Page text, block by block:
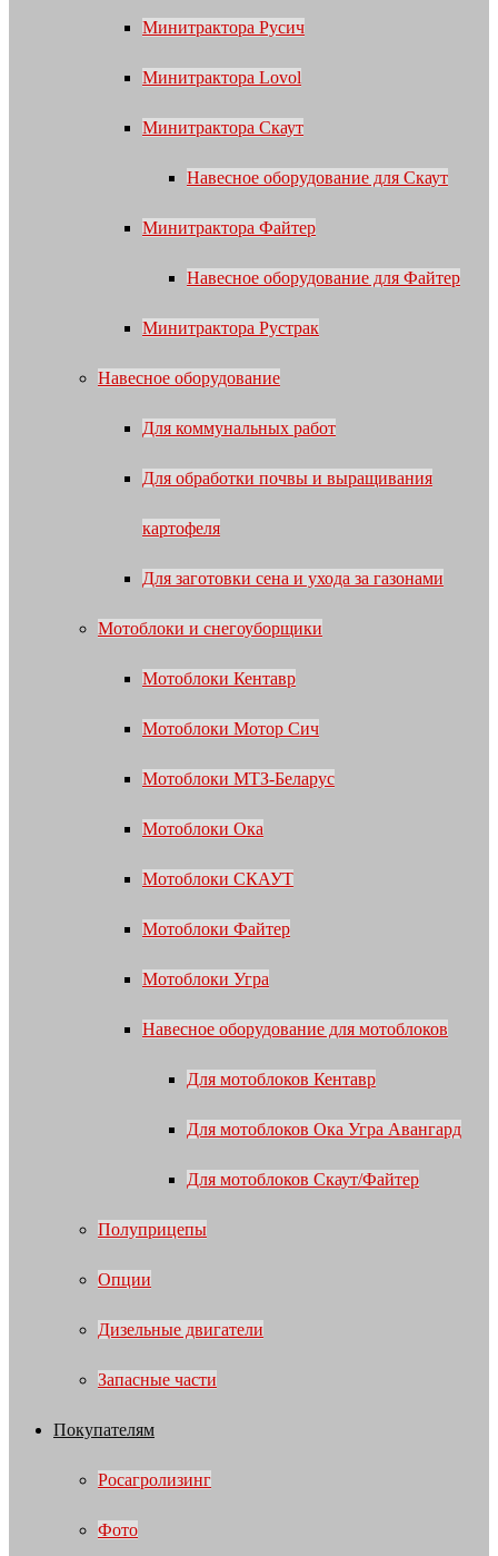
Минитрактора Русич
Минитрактора Lovol
Минитрактора Скаут
Навесное оборудование для Скаут
Минитрактора Файтер
Навесное оборудование для Файтер
Минитрактора Рустрак
Навесное оборудование
Для коммунальных работ
Для обработки почвы и выращивания
картофеля
Для заготовки сена и ухода за газонами
Мотоблоки и снегоуборщики
Мотоблоки Кентавр
Мотоблоки Мотор Сич
Мотоблоки МТЗ-Беларус
Мотоблоки Ока
Мотоблоки СКАУТ
Мотоблоки Файтер
Мотоблоки Угра
Навесное оборудование для мотоблоков
Для мотоблоков Кентавр
Для мотоблоков Ока Угра Авангард
Для мотоблоков Скаут/Файтер
Полуприцепы
Опции
Дизельные двигатели
Запасные части
Покупателям
Росагролизинг
Фото